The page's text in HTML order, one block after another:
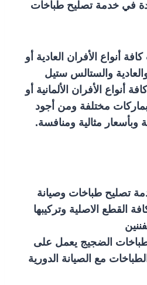
في خدمة تصليح طباخات
أنواع الأفران العادية أو
والستالس ستيل
أنواع الأفران الألمانية أو
مختلفة ومن أجود
وبأسعار مثالية ومنافسة.
تصليح طباخات وصيانة
القطع الاصلية وتركيبها
الضجيج يعمل على
مع الصيانة الدورية